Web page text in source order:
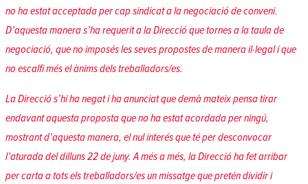
no ha estat acceptada per cap sindicat a la negociació de conveni.
D’aquesta manera s’ha requerit a la Direcció que tornes a la taula de
negociació, que no imposés les seves propostes de manera il·legal i que
no escalfi més el ànims dels treballadors/es.
La Direcció s’hi ha negat i ha anunciat que demà mateix pensa tirar
endavant aquesta proposta que no ha estat acordada per ningú,
mostrant d’aquesta manera, el nul interés que té per desconvocar
l’aturada del dilluns 22 de juny. A més a més, la Direcció ha fet arribar
per carta a tots els treballadors/es un missatge que pretén dividir i